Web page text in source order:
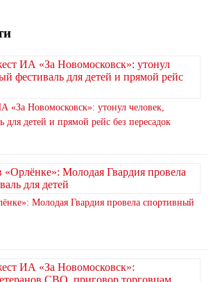
«За Новомосковск»: утонул человек,
для детей и прямой рейс без пересадок
Молодая Гвардия провела спортивный